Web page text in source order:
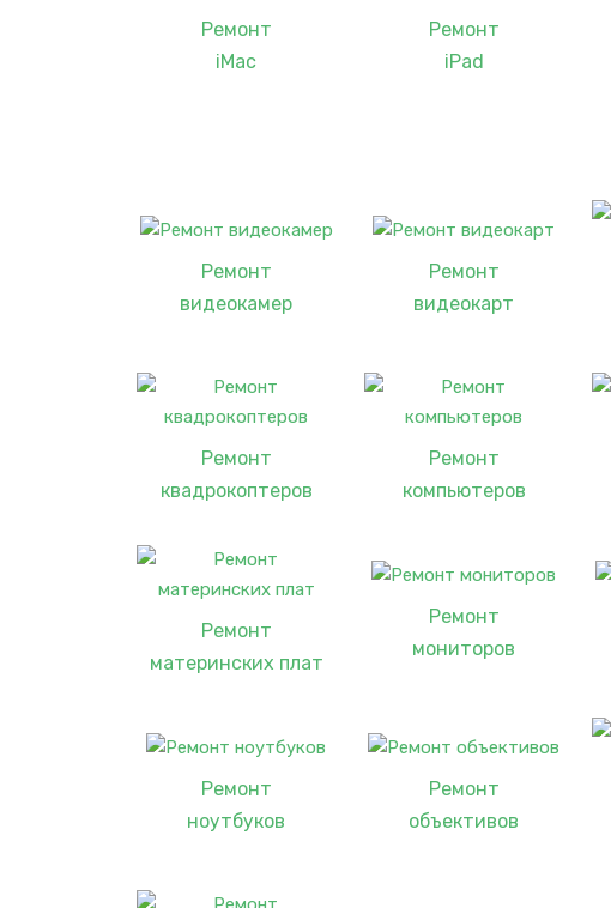
Ремонт
iMac
Ремонт
iPad
Ремонт
видеокамер
Ремонт
видеокарт
Ремонт
квадрокоптеров
Ремонт
компьютеров
Ремонт
материнских плат
Ремонт
мониторов
Ремонт
ноутбуков
Ремонт
объективов